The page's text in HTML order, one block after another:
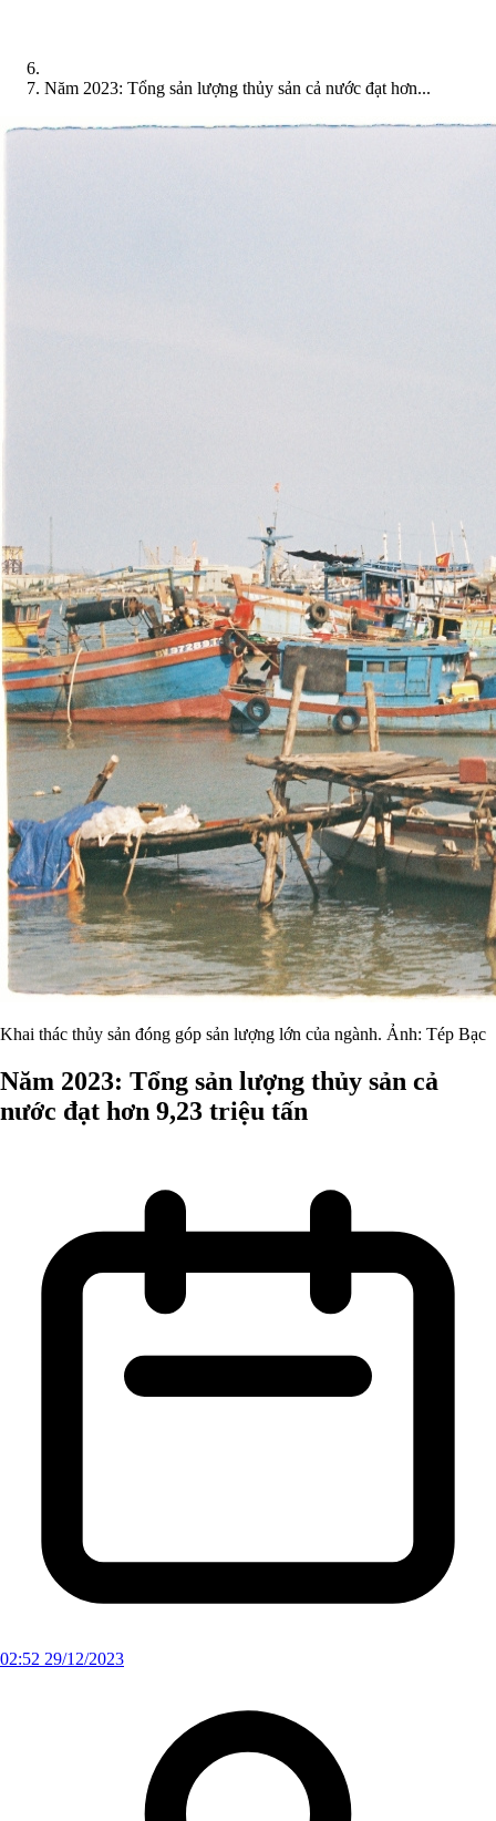
Năm 2023: Tổng sản lượng thủy sản cả nước đạt hơn...
Khai thác thủy sản đóng góp sản lượng lớn của ngành. Ảnh: Tép Bạc
Năm 2023: Tổng sản lượng thủy sản cả
nước đạt hơn 9,23 triệu tấn
02:52 29/12/2023